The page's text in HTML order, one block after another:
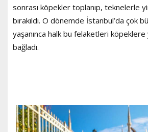
sonrası köpekler toplanıp, teknelerle
bırakıldı. O dönemde İstanbul’da çok
yaşanınca halk bu felaketleri köpeklere
bağladı.